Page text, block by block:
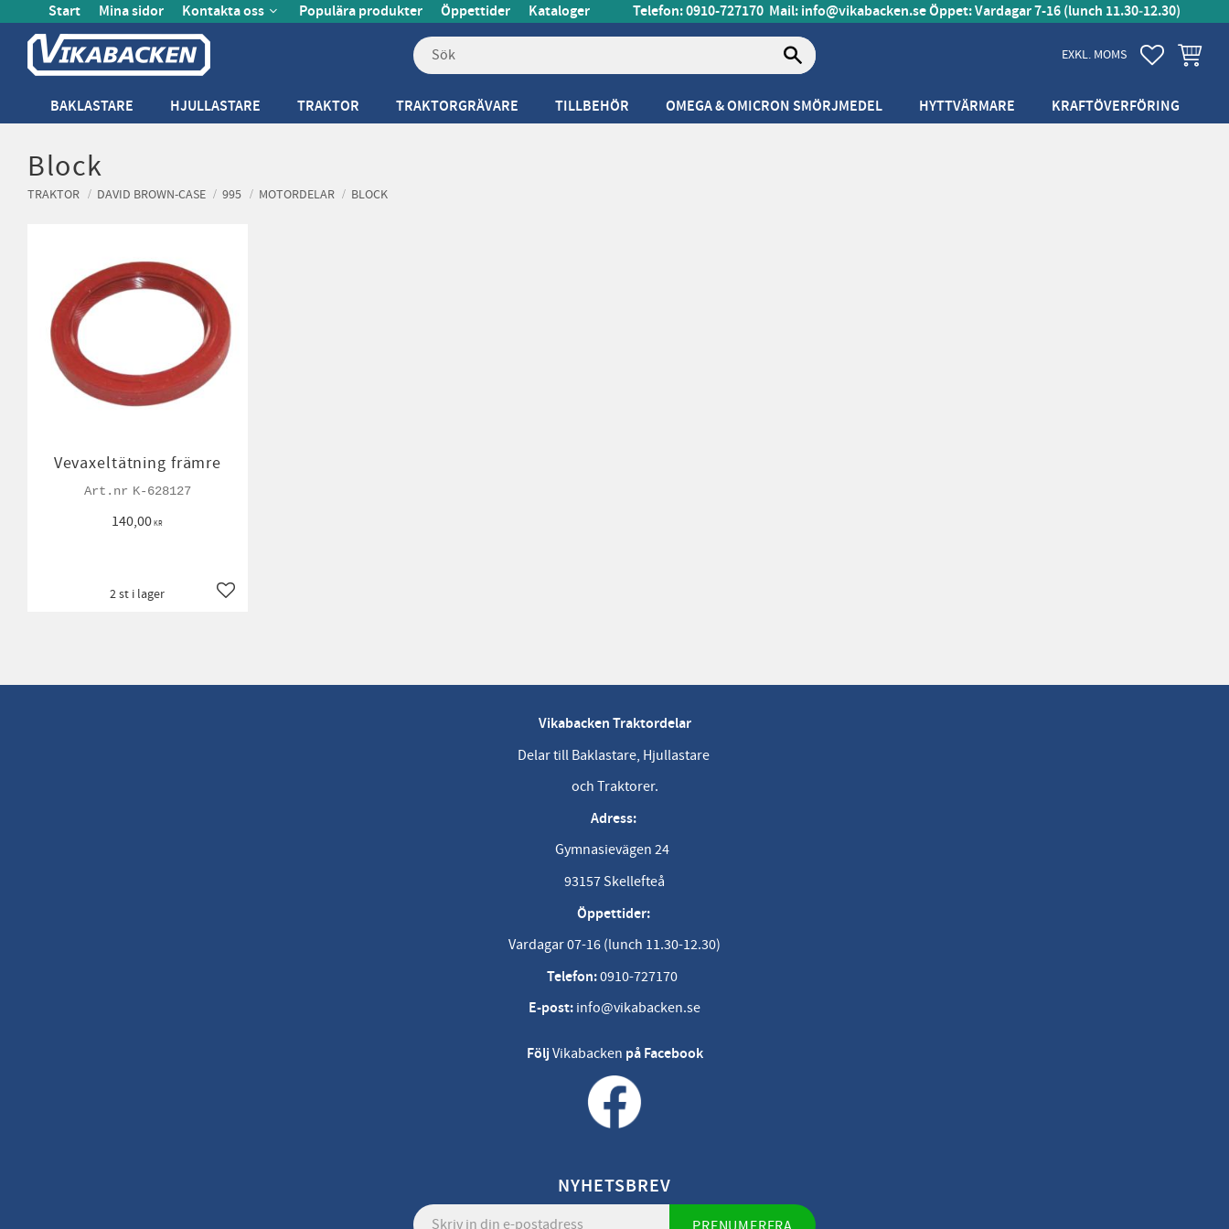
Start Mina sidor Kontakta oss Populära produkter Öppettider Kataloger Telefon: 0910-727170 Mail:info@vikabacken.seÖppet: Vardagar 7-16 (lunch 11.30‑12.30)
EXKL. MOMS FAVORITER
BAKLASTARE HJULLASTARE TRAKTOR TRAKTORGRÄVARE TILLBEHÖR OMEGA & OMICRON SMÖRJMEDEL HYTTVÄRMARE KRAFTÖVERFÖRING
Block
TRAKTOR DAVID BROWN-CASE 995 MOTORDELAR BLOCK
Vevaxeltätning främre
K-628127
140,00KR
Lägg till i favoriter
2 st i lager
Vikabacken Traktordelar
Delar till Baklastare, Hjullastare
och Traktorer.
Adress:
Gymnasievägen 24
93157 Skellefteå
Öppettider:
Vardagar 07-16 (lunch 11.30-12.30)
Telefon:0910-727170
E-post: info@vikabacken.se
FöljVikabacken på Facebook
NYHETSBREV